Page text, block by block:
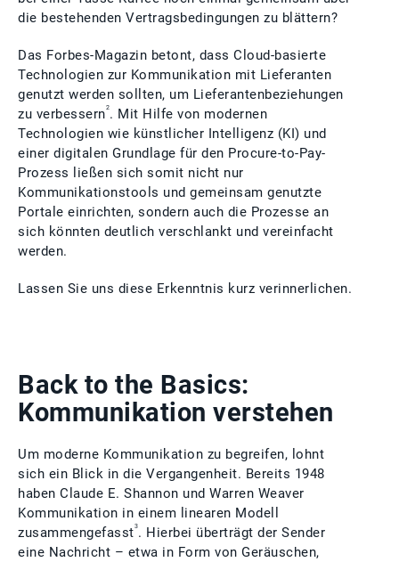
die bestehenden Vertragsbedingungen zu blättern?
Das Forbes-Magazin betont, dass Cloud-basierte
Technologien zur Kommunikation mit Lieferanten
genutzt werden sollten, um Lieferantenbeziehungen
zu verbessern2. Mit Hilfe von modernen
Technologien wie künstlicher Intelligenz (KI) und
einer digitalen Grundlage für den Procure-to-Pay-
Prozess ließen sich somit nicht nur
Kommunikationstools und gemeinsam genutzte
Portale einrichten, sondern auch die Prozesse an
sich könnten deutlich verschlankt und vereinfacht
werden.
Lassen Sie uns diese Erkenntnis kurz verinnerlichen.
Back to the Basics:
Kommunikation verstehen
Um moderne Kommunikation zu begreifen, lohnt
sich ein Blick in die Vergangenheit. Bereits 1948
haben Claude E. Shannon und Warren Weaver
Kommunikation in einem linearen Modell
zusammengefasst3. Hierbei überträgt der Sender
eine Nachricht – etwa in Form von Geräuschen,